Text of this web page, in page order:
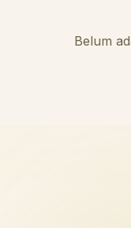
Belum